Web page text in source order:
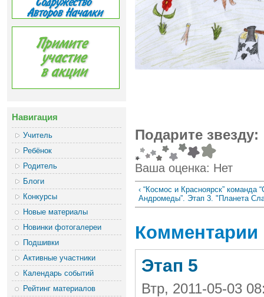
Навигация
Учитель
Ребёнок
Родитель
Блоги
Конкурсы
Новые материалы
Новинки фотогалереи
Подшивки
Активные участники
Календарь событий
Рейтинг материалов
Подарите звезду:
Ваша оценка: Нет
‹ “Космос и Красноярск” команда
Андромеды”. Этап 3. "Планета
Комментарии
Этап 5
Втр, 2011-05-03